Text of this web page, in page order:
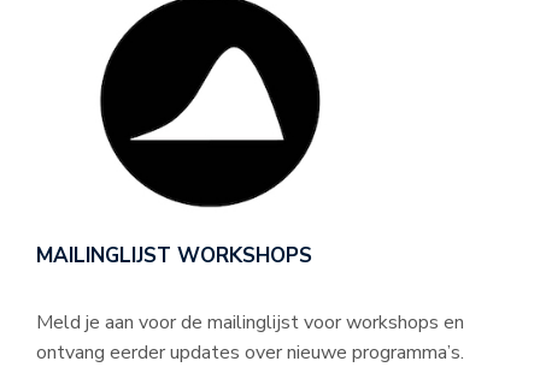
MAILINGLIJST WORKSHOPS
Meld je aan voor de mailinglijst voor workshops en
ontvang eerder updates over nieuwe programma’s.